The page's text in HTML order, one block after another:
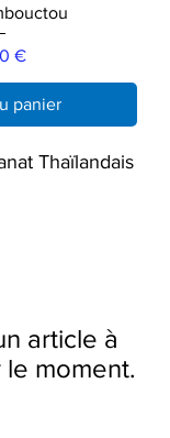
€
panier
Thaïlandais
article à
moment.